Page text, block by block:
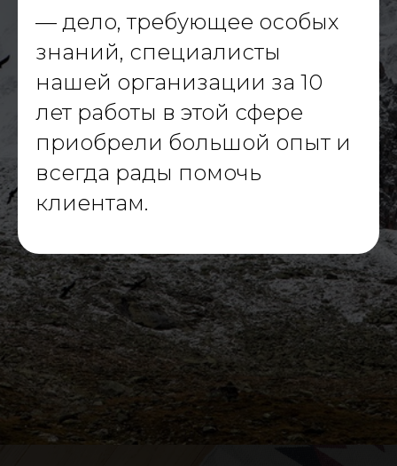
— дело, требующее особых
знаний, специалисты
нашей организации за 10
лет работы в этой сфере
приобрели большой опыт и
всегда рады помочь
клиентам.